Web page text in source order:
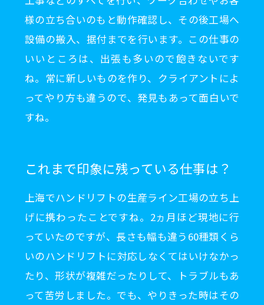
様の立ち合いのもと動作確認し、その後工場へ
設備の搬入、据付までを行います。この仕事の
いいところは、出張も多いので飽きないです
ね。常に新しいものを作り、クライアントによ
ってやり方も違うので、発見もあって面白いで
すね。
これまで印象に残っている仕事は？
上海でハンドリフトの生産ライン工場の立ち上
げに携わったことですね。2ヵ月ほど現地に行
っていたのですが、長さも幅も違う60種類くら
いのハンドリフトに対応しなくてはいけなかっ
たり、形状が複雑だったりして、トラブルもあ
って苦労しました。でも、やりきった時はその